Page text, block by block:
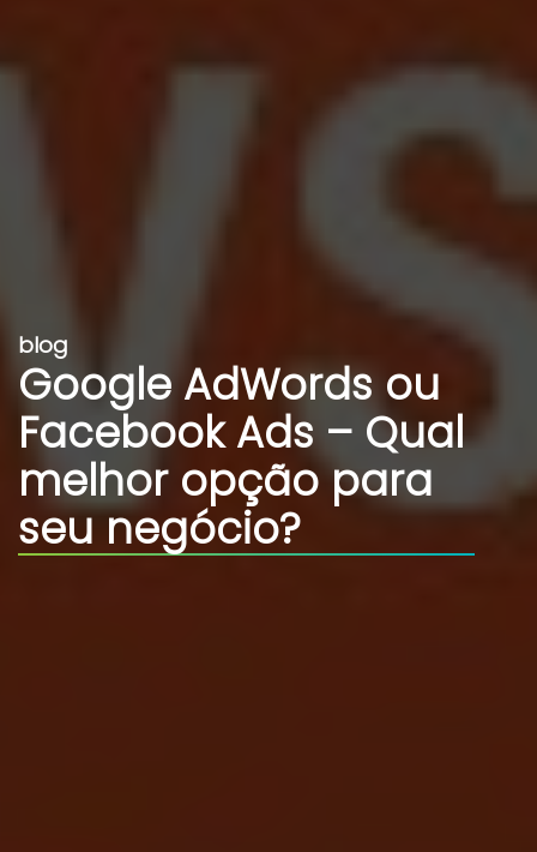
blog
Google AdWords ou
Facebook Ads – Qual
melhor opção para
seu negócio?